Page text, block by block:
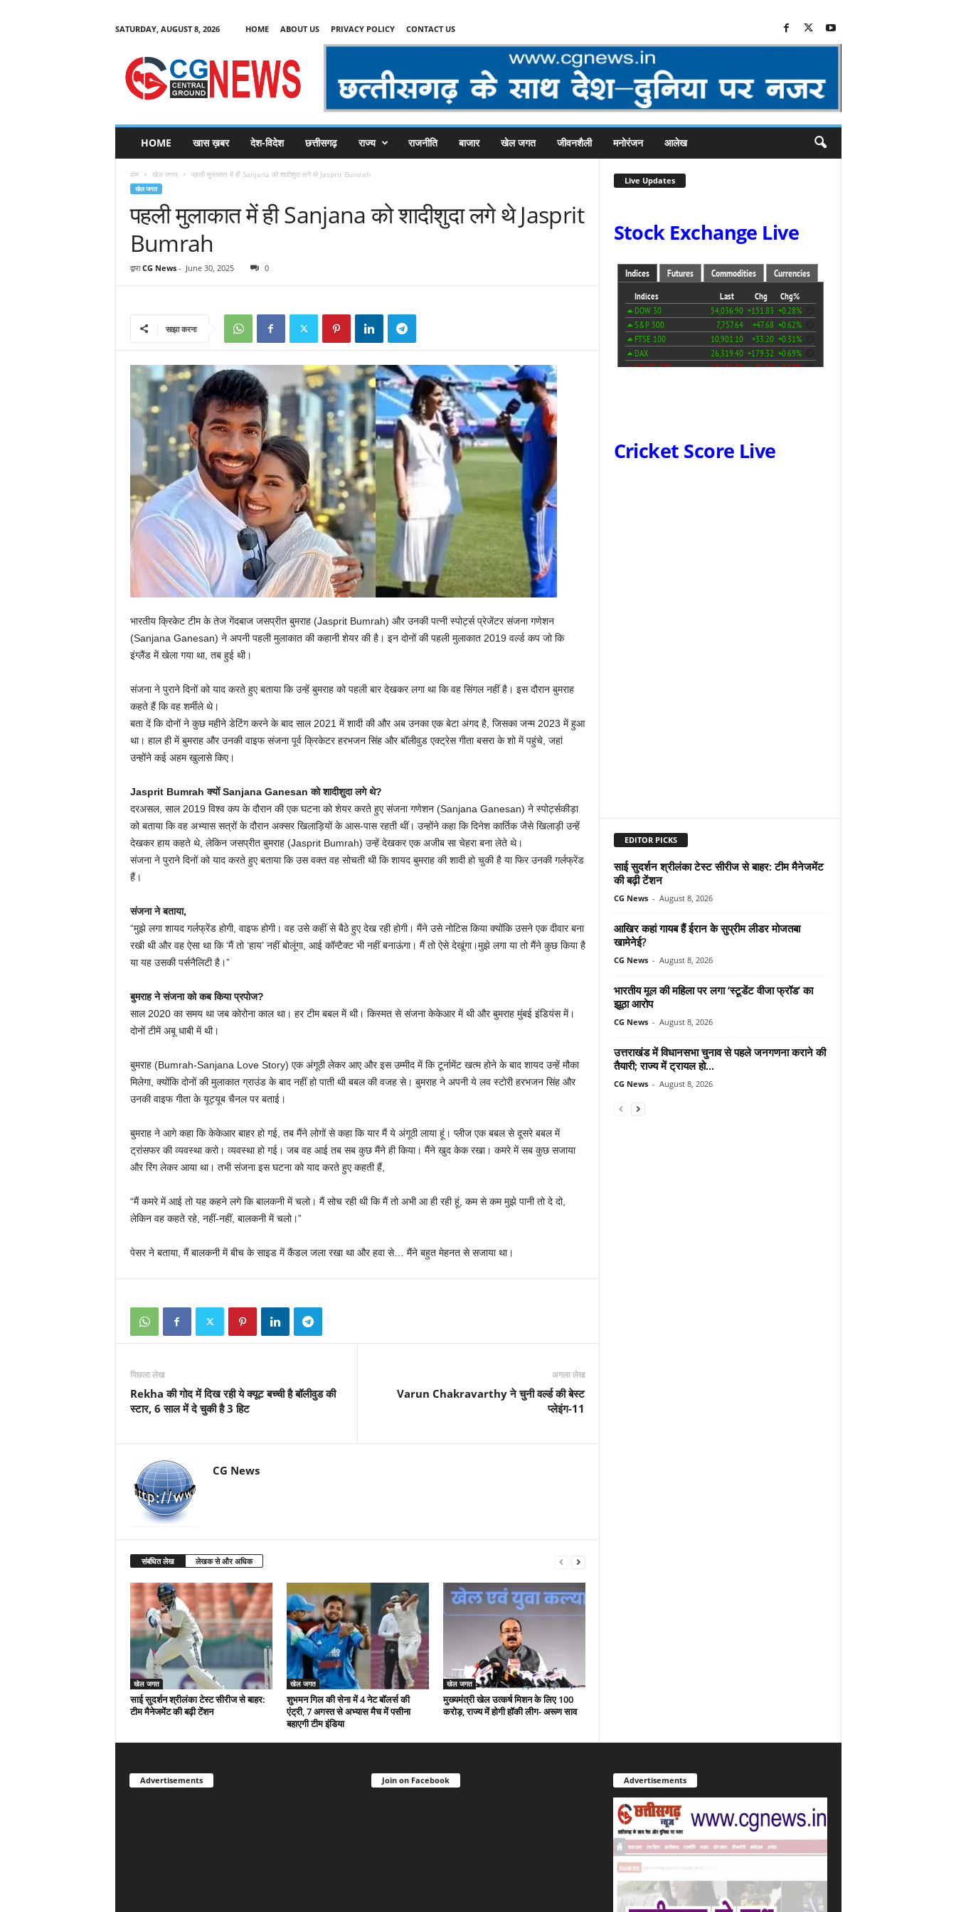
SATURDAY, AUGUST 8, 2026 HOME ABOUT US PRIVACY POLICY CONTACT US
C
HOME खास ख़बर देश-विदेश छत्तीसगढ़ राज्य राजनीति बाजार खेल जगत जीवनशैली मनोरंजन आलेख
होम खेल जगत पहली मुलाकात में ही Sanjana को शादीशुदा लगे थे Jasprit Bumrah
खेल जगत
पहली मुलाकात में ही Sanjana को शादीशुदा लगे थे Jasprit
Bumrah
द्वारा CG News- June 30, 2025 0
साझा करना
भारतीय क्रिकेट टीम के तेज गेंदबाज जसप्रीत बुमराह (Jasprit Bumrah) और उनकी पत्नी स्पोर्ट्स प्रेजेंटर संजना गणेशन
(Sanjana Ganesan) ने अपनी पहली मुलाकात की कहानी शेयर की है। इन दोनों की पहली मुलाकात 2019 वर्ल्ड कप जो कि
इंग्लैंड में खेला गया था, तब हुई थी।
संजना ने पुराने दिनों को याद करते हुए बताया कि उन्हें बुमराह को पहली बार देखकर लगा था कि वह सिंगल नहीं है। इस दौरान बुमराह
कहते हैं कि वह शर्मीले थे।
बता दें कि दोनों ने कुछ महीने डेटिंग करने के बाद साल 2021 में शादी की और अब उनका एक बेटा अंगद है, जिसका जन्म 2023 में हुआ
था। हाल ही में बुमराह और उनकी वाइफ संजना पूर्व क्रिकेटर हरभजन सिंह और बॉलीवुड एक्ट्रेस गीता बसरा के शो में पहुंचे, जहां
उन्होंने कई अहम खुलासे किए।
Jasprit Bumrah क्यों Sanjana Ganesan को शादीशुदा लगे थे?
दरअसल, साल 2019 विश्व कप के दौरान की एक घटना को शेयर करते हुए संजना गणेशन (Sanjana Ganesan) ने स्पोर्ट्सकीड़ा
को बताया कि वह अभ्यास सत्रों के दौरान अक्सर खिलाड़ियों के आस-पास रहती थीं। उन्होंने कहा कि दिनेश कार्तिक जैसे खिलाड़ी उन्हें
देखकर हाय कहते थे, लेकिन जसप्रीत बुमराह (Jasprit Bumrah) उन्हें देखकर एक अजीब सा चेहरा बना लेते थे।
संजना ने पुराने दिनों को याद करते हुए बताया कि उस वक्त वह सोचती थी कि शायद बुमराह की शादी हो चुकी है या फिर उनकी गर्लफ्रेंड
हैं।
संजना ने बताया,
“मुझे लगा शायद गर्लफ्रेंड होगी, वाइफ होगी। वह उसे कहीं से बैठे हुए देख रही होगी। मैंने उसे नोटिस किया क्योंकि उसने एक दीवार बना
रखी थी और वह ऐसा था कि ‘मैं तो ‘हाय’ नहीं बोलूंगा, आई कॉन्टैक्ट भी नहीं बनाऊंगा। मैं तो ऐसे देखूंगा।मुझे लगा या तो मैंने कुछ किया है
या यह उसकी पर्सनैलिटी है।”
बुमराह ने संजना को कब किया प्रपोज?
साल 2020 का समय था जब कोरोना काल था। हर टीम बबल में थी। किस्मत से संजना केकेआर में थी और बुमराह मुंबई इंडियंस में।
दोनों टीमें अबू धाबी में थी।
बुमराह (Bumrah-Sanjana Love Story) एक अंगूठी लेकर आए और इस उम्मीद में कि टूर्नामेंट खत्म होने के बाद शायद उन्हें मौका
मिलेगा, क्योंकि दोनों की मुलाकात ग्राउंड के बाद नहीं हो पाती थी बबल की वजह से। बुमराह ने अपनी ये लव स्टोरी हरभजन सिंह और
उनकी वाइफ गीता के यूट्यूब चैनल पर बताई।
बुमराह ने आगे कहा कि केकेआर बाहर हो गई, तब मैंने लोगों से कहा कि यार मैं ये अंगूठी लाया हूं। प्लीज एक बबल से दूसरे बबल में
ट्रांसफर की व्यवस्था करो। व्यवस्था हो गई। जब वह आई तब सब कुछ मैंने ही किया। मैंने खुद केक रखा। कमरे में सब कुछ सजाया
और रिंग लेकर आया था। तभी संजना इस घटना को याद करते हुए कहती हैं,
“मैं कमरे में आई तो यह कहने लगे कि बालकनी में चलो। मैं सोच रही थी कि मैं तो अभी आ ही रही हूं, कम से कम मुझे पानी तो दे दो,
लेकिन वह कहते रहे, नहीं-नहीं, बालकनी में चलो।”
पेसर ने बताया, मैं बालकनी में बीच के साइड में कैंडल जला रखा था और हवा से… मैंने बहुत मेहनत से सजाया था।
पिछला लेख
Rekha की गोद में दिख रही ये क्यूट बच्ची है बॉलीवुड की
स्टार, 6 साल में दे चुकी है 3 हिट
अगला लेख
Varun Chakravarthy ने चुनी वर्ल्ड की बेस्ट
प्लेइंग-11
CG News
संबंधित लेख लेखक से और अधिक
खेल जगत
साई सुदर्शन श्रीलंका टेस्ट सीरीज से बाहर:
टीम मैनेजमेंट की बढ़ी टेंशन
खेल जगत
शुभमन गिल की सेना में 4 नेट बॉलर्स की
एंट्री, 7 अगस्त से अभ्यास मैच में पसीना
बहाएगी टीम इंडिया
खेल जगत
मुख्यमंत्री खेल उत्कर्ष मिशन के लिए 100
करोड़, राज्य में होगी हॉकी लीग- अरूण साव
Live Updates
Stock Exchange Live
Cricket Score Live
EDITOR PICKS
साई सुदर्शन श्रीलंका टेस्ट सीरीज से बाहर: टीम मैनेजमेंट
की बढ़ी टेंशन
CG News - August 8, 2026
आखिर कहां गायब हैं ईरान के सुप्रीम लीडर मोजतबा
खामेनेई?
CG News - August 8, 2026
भारतीय मूल की महिला पर लगा ‘स्टूडेंट वीजा फ्रॉड’ का
झूठा आरोप
CG News - August 8, 2026
उत्तराखंड में विधानसभा चुनाव से पहले जनगणना कराने की
तैयारी; राज्य में ट्रायल हो...
CG News - August 8, 2026
Advertisements Join on Facebook Advertisements